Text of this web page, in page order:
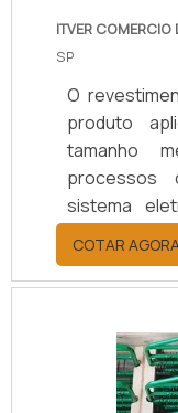
ITVER COMERCIO
SP
O
produto
tamanho
sistema
dele um
utilizado.
Extensa
COTAR